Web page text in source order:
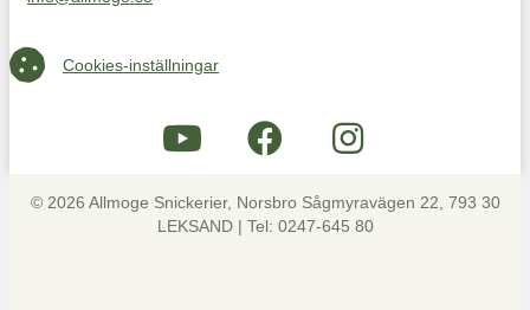
Maila oss på info@allmoge.se
Cookies-inställningar
Cookies-inställningar
© 2026 Allmoge Snickerier, Norsbro Sågmyravägen 22, 793 30
LEKSAND | Tel: 0247-645 80